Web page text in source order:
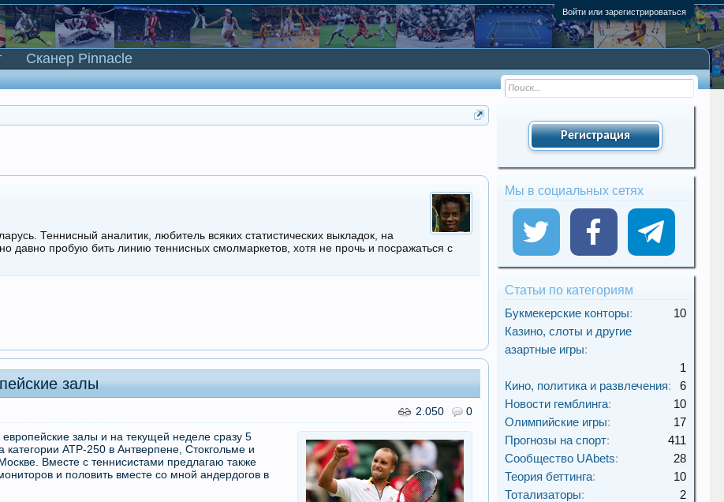
Войти или зарегистрироваться
Теннисный аналитик, любитель всяких статистических выкладок, на
давно пробую бить линию теннисных смолмаркетов, хотя не прочь и посражаться с
залы
0
2.050
залы и на текущей неделе сразу 5
АТР-250 в Антверпене, Стокгольме и
Вместе с теннисистами предлагаю также
и половить вместе со мной андердогов в
Регистрация
Мы в социальных сетях
Статьи по категориям
Букмекерские конторы:
10
Казино, слоты и другие
азартные игры:
1
Кино, политика и развлечения:
6
Новости гемблинга:
10
Олимпийские игры:
17
Прогнозы на спорт:
411
Сообщество UAbets:
28
Теория беттинга:
10
Тотализаторы: 2
Сканер Pinnacle